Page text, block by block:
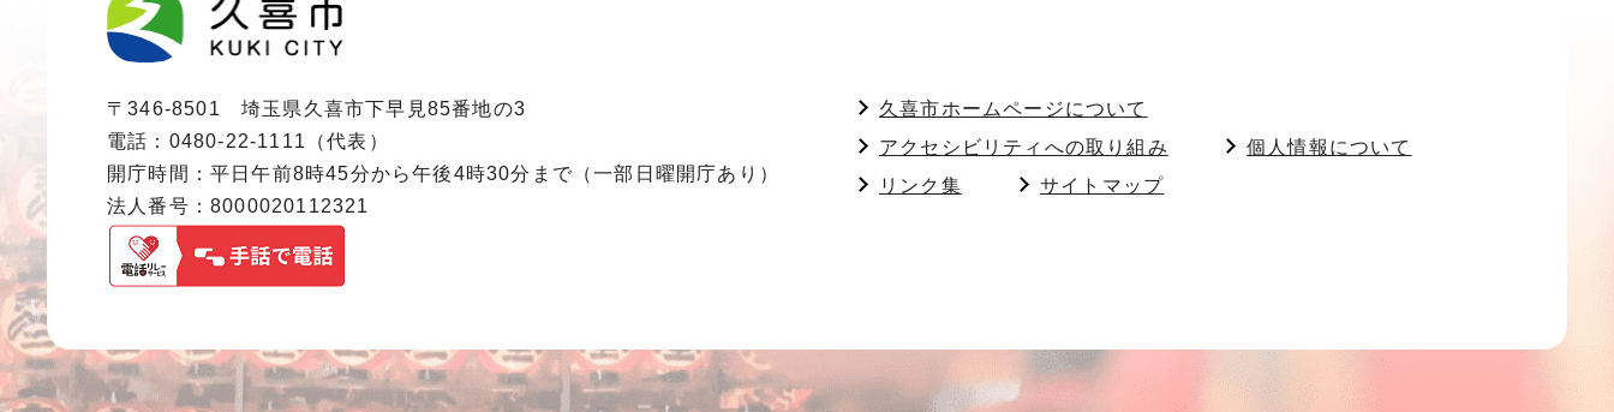
〒346-8501 埼玉県久喜市下早見85番地の3
電話：0480-22-1111（代表）
開庁時間：平日午前8時45分から午後4時30分まで（一部日曜開庁あり）
法人番号：8000020112321
久喜市ホームページについて
アクセシビリティへの取り組み
個人情報について
リンク集
サイトマップ